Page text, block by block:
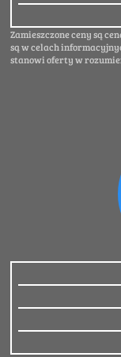
Zamieszczone ceny są
są w celach
stanowi oferty w